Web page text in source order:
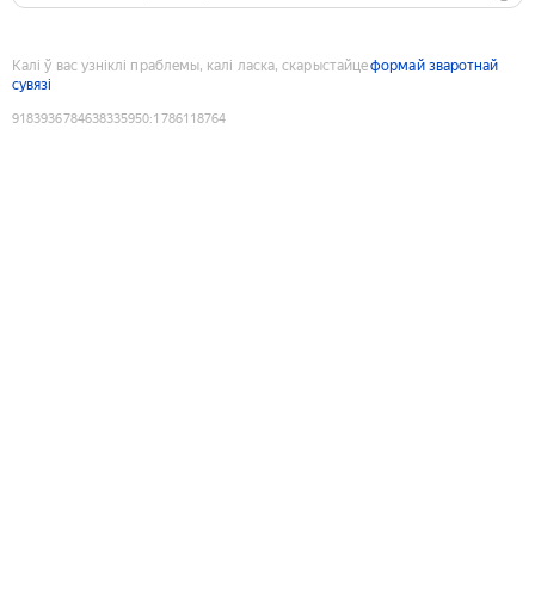
Калі ў вас узніклі праблемы, калі ласка, скарыстайцеформай зваротнай
сувязі
9183936784638335950:1786118764